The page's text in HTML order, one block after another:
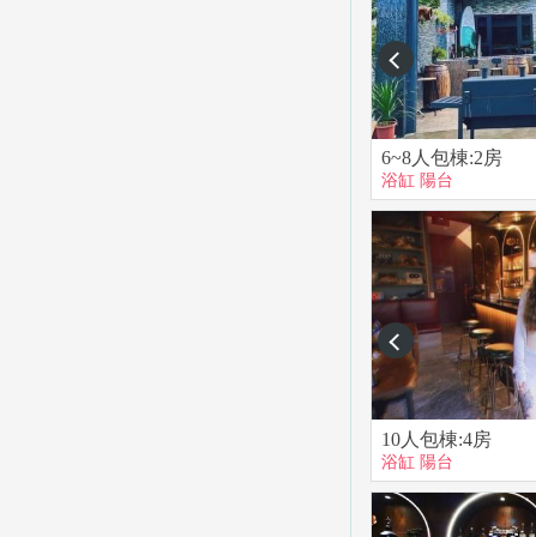
prev
6~8人包棟:2房
浴缸 陽台
prev
10人包棟:4房
浴缸 陽台